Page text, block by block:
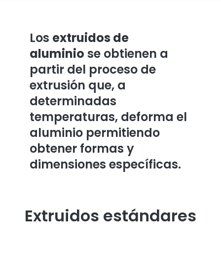
Los extruidos de
aluminio se obtienen a
partir del proceso de
extrusión que, a
determinadas
temperaturas, deforma el
aluminio permitiendo
obtener formas y
dimensiones específicas.
Extruidos estándares